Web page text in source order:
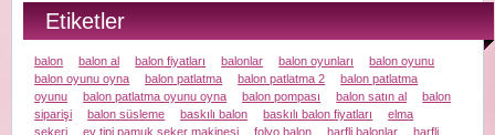
Etiketler
balon balon al balon fiyatları balonlar balon oyunları
balon oyunu
balon oyunu oyna
balon patlatma balon patlatma 2
balon patlatma
oyunu
balon patlatma oyunu oyna balon pompası balon satın al
balon
siparişi
balon süsleme baskılı balon baskılı balon fiyatları
elma
şekeri
ev tipi pamuk şeker makinesi folyo balon harfli balonlar harfli